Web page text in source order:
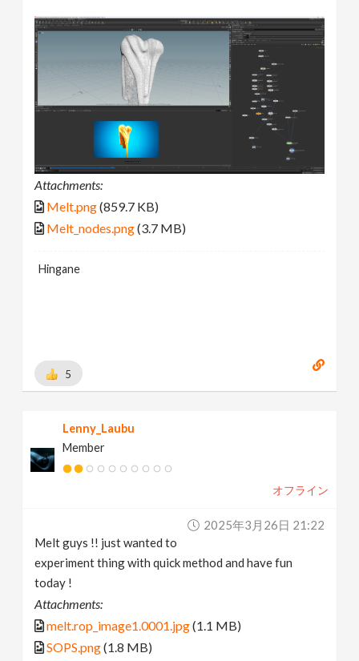
Attachments:
Melt.png(859.7 KB)
Melt_nodes.png(3.7 MB)
Hingane
5
Lenny_Laubu
Member
オフライン
2025年3月26日 21:22
Melt guys !! just wanted to
experiment thing with quick method and have fun
today !
Attachments:
melt.rop_image1.0001.jpg(1.1 MB)
SOPS.png(1.8 MB)